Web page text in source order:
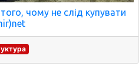
чому не слід купувати